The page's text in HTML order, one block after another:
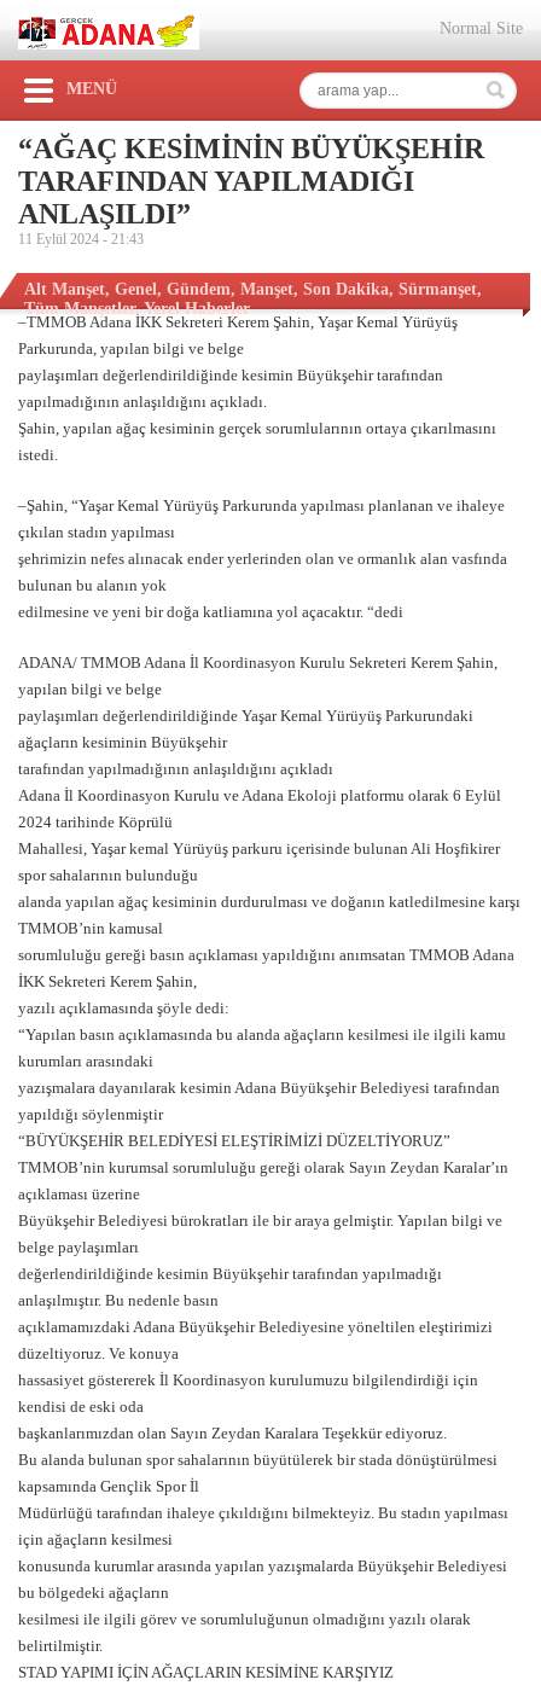
Normal Site
MENÜ
“AĞAÇ KESİMİNİN BÜYÜKŞEHİR
TARAFINDAN YAPILMADIĞI
ANLAŞILDI”
11 Eylül 2024 - 21:43
Alt Manşet, Genel, Gündem, Manşet, Son Dakika, Sürmanşet,
Tüm Manşetler,Yerel Haberler
–TMMOB Adana İKK Sekreteri Kerem Şahin, Yaşar Kemal Yürüyüş
Parkurunda, yapılan bilgi ve belge
paylaşımları değerlendirildiğinde kesimin Büyükşehir tarafından
yapılmadığının anlaşıldığını açıkladı.
Şahin, yapılan ağaç kesiminin gerçek sorumlularının ortaya çıkarılmasını
istedi.
–Şahin, “Yaşar Kemal Yürüyüş Parkurunda yapılması planlanan ve ihaleye
çıkılan stadın yapılması
şehrimizin nefes alınacak ender yerlerinden olan ve ormanlık alan vasfında
bulunan bu alanın yok
edilmesine ve yeni bir doğa katliamına yol açacaktır. “dedi
ADANA/ TMMOB Adana İl Koordinasyon Kurulu Sekreteri Kerem Şahin,
yapılan bilgi ve belge
paylaşımları değerlendirildiğinde Yaşar Kemal Yürüyüş Parkurundaki
ağaçların kesiminin Büyükşehir
tarafından yapılmadığının anlaşıldığını açıkladı
Adana İl Koordinasyon Kurulu ve Adana Ekoloji platformu olarak 6 Eylül
2024 tarihinde Köprülü
Mahallesi, Yaşar kemal Yürüyüş parkuru içerisinde bulunan Ali Hoşfikirer
spor sahalarının bulunduğu
alanda yapılan ağaç kesiminin durdurulması ve doğanın katledilmesine karşı
TMMOB’nin kamusal
sorumluluğu gereği basın açıklaması yapıldığını anımsatan TMMOB Adana
İKK Sekreteri Kerem Şahin,
yazılı açıklamasında şöyle dedi:
“Yapılan basın açıklamasında bu alanda ağaçların kesilmesi ile ilgili kamu
kurumları arasındaki
yazışmalara dayanılarak kesimin Adana Büyükşehir Belediyesi tarafından
yapıldığı söylenmiştir
“BÜYÜKŞEHİR BELEDİYESİ ELEŞTİRİMİZİ DÜZELTİYORUZ”
TMMOB’nin kurumsal sorumluluğu gereği olarak Sayın Zeydan Karalar’ın
açıklaması üzerine
Büyükşehir Belediyesi bürokratları ile bir araya gelmiştir. Yapılan bilgi ve
belge paylaşımları
değerlendirildiğinde kesimin Büyükşehir tarafından yapılmadığı
anlaşılmıştır. Bu nedenle basın
açıklamamızdaki Adana Büyükşehir Belediyesine yöneltilen eleştirimizi
düzeltiyoruz. Ve konuya
hassasiyet göstererek İl Koordinasyon kurulumuzu bilgilendirdiği için
kendisi de eski oda
başkanlarımızdan olan Sayın Zeydan Karalara Teşekkür ediyoruz.
Bu alanda bulunan spor sahalarının büyütülerek bir stada dönüştürülmesi
kapsamında Gençlik Spor İl
Müdürlüğü tarafından ihaleye çıkıldığını bilmekteyiz. Bu stadın yapılması
için ağaçların kesilmesi
konusunda kurumlar arasında yapılan yazışmalarda Büyükşehir Belediyesi
bu bölgedeki ağaçların
kesilmesi ile ilgili görev ve sorumluluğunun olmadığını yazılı olarak
belirtilmiştir.
STAD YAPIMI İÇİN AĞAÇLARIN KESİMİNE KARŞIYIZ